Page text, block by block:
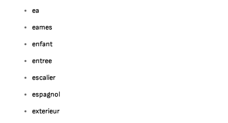
ea
eames
enfant
entree
escalier
espagnol
exterieur